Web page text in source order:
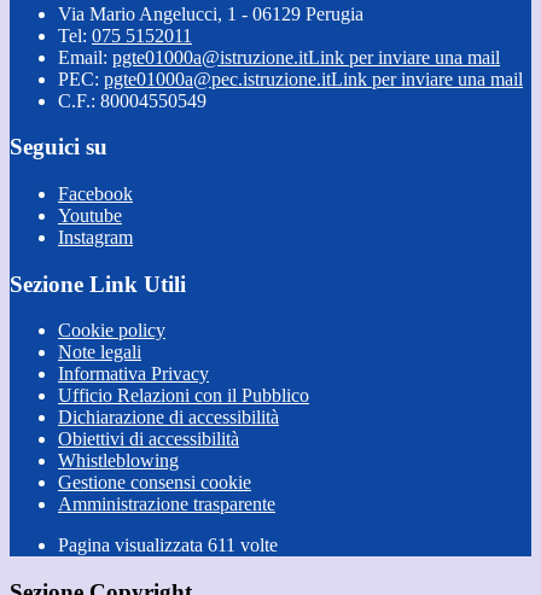
Via Mario Angelucci, 1 - 06129 Perugia
Tel: 075 5152011
Email: pgte01000a@istruzione.itLink per inviare una mail
PEC: pgte01000a@pec.istruzione.itLink per inviare una mail
C.F.: 80004550549
Seguici su
Facebook
Youtube
Instagram
Sezione Link Utili
Cookie policy
Note legali
Informativa Privacy
Ufficio Relazioni con il Pubblico
Dichiarazione di accessibilità
Obiettivi di accessibilità
Whistleblowing
Gestione consensi cookie
Amministrazione trasparente
Pagina visualizzata 611 volte